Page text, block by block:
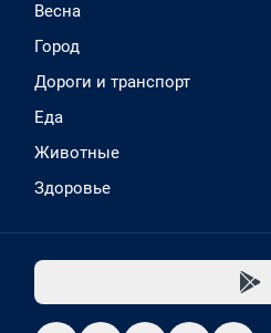
Весна
Город
Дороги и транспорт
Еда
Животные
Здоровье